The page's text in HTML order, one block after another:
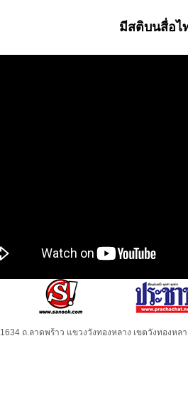
มีสติบนสื่อไ
ถ.ลาดพร้าว แขวงวังทองหลาง เขตวังทองหล